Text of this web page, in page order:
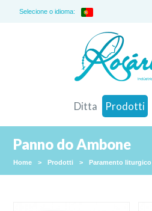
Selecione o idioma:
Ditta Prodotti
Panno do Ambone
Home > Prodotti > Paramento liturgico